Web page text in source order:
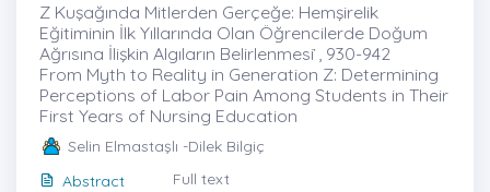
Z Kuşağında Mitlerden Gerçeğe: Hemşirelik
Eğitiminin İlk Yıllarında Olan Öğrencilerde Doğum
Ağrısına İlişkin Algıların Belirlenmesi ̇, 930-942
From Myth to Reality in Generation Z: Determining
Perceptions of Labor Pain Among Students in Their
First Years of Nursing Education
Selin Elmastaşlı -Dilek Bilgiç
Abstract
Full text